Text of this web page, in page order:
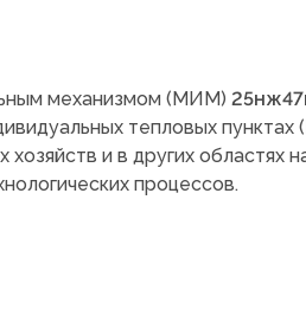
механизмом (МИМ)
тепловых
и в других областях
процессов.